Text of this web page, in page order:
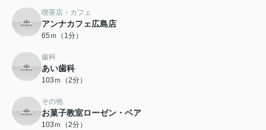
喫茶店・カフェ
アンナカフェ広島店
65ｍ（1分）
歯科
あい歯科
103ｍ（2分）
その他
お菓子教室ローゼン・ベア
103ｍ（2分）